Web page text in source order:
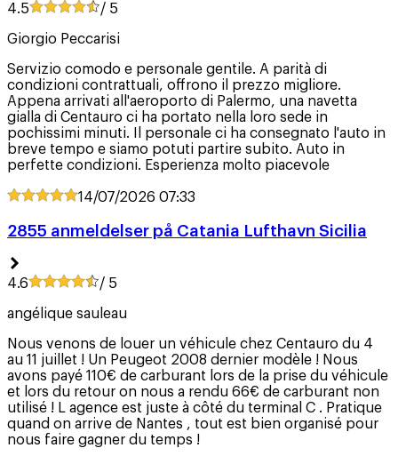
4.5 / 5
Giorgio Peccarisi
Servizio comodo e personale gentile. A parità di
condizioni contrattuali, offrono il prezzo migliore.
Appena arrivati all'aeroporto di Palermo, una navetta
gialla di Centauro ci ha portato nella loro sede in
pochissimi minuti. Il personale ci ha consegnato l'auto in
breve tempo e siamo potuti partire subito. Auto in
perfette condizioni. Esperienza molto piacevole
14/07/2026 07:33
2855 anmeldelser på Catania Lufthavn Sicilia
4.6 / 5
angélique sauleau
Nous venons de louer un véhicule chez Centauro du 4
au 11 juillet ! Un Peugeot 2008 dernier modèle ! Nous
avons payé 110€ de carburant lors de la prise du véhicule
et lors du retour on nous a rendu 66€ de carburant non
utilisé ! L agence est juste à côté du terminal C . Pratique
quand on arrive de Nantes , tout est bien organisé pour
nous faire gagner du temps !